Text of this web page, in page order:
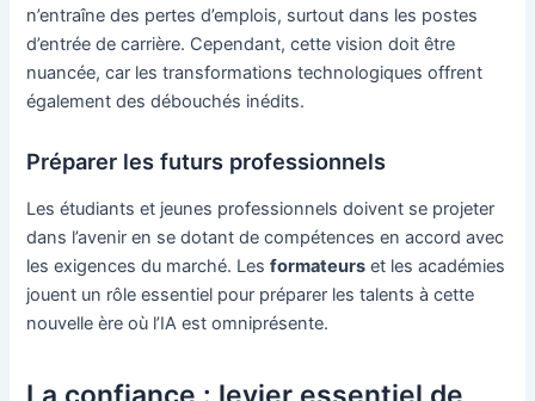
n’entraîne des pertes d’emplois, surtout dans les postes
d’entrée de carrière. Cependant, cette vision doit être
nuancée, car les transformations technologiques offrent
également des débouchés inédits.
Préparer les futurs professionnels
Les étudiants et jeunes professionnels doivent se projeter
dans l’avenir en se dotant de compétences en accord avec
les exigences du marché. Lesformateurs et les académies
jouent un rôle essentiel pour préparer les talents à cette
nouvelle ère où l’IA est omniprésente.